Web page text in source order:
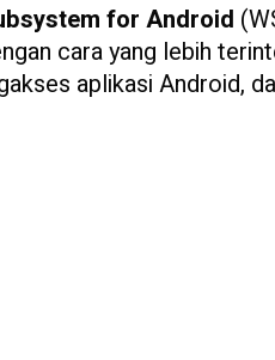
for Android
cara yang lebih
aplikasi Android,